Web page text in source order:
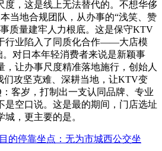
度，这是线上无法替代的。不想华侈
当地合规团队，从办事的“浅笑、赞
质量建牢人力根底。这是保守KTV
行业陷入了同质化合作——大店模
对日本年轻消费者来说是新颖事
，让办事尺度精准落地施行，创始人
们攻坚克难、深耕当地，让KTV变
客岁，打制出一支认同品牌、专业
是空口说。这是最的期间，门店选址
，更主要的是。
的停靠坐点：无为市城西公交坐